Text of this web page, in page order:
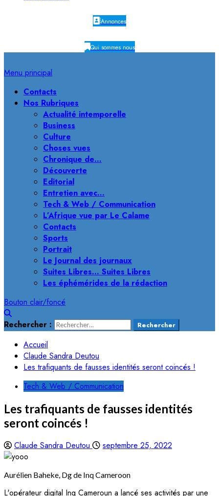
Annonces
Qui sommes nous
Menu principal
Contacts
Nos Rubriques
Actualité intemporelle
Business
Culture
Choses vues
Chronique de…
Découverte
Editorial
Entretien avec…
Tech & Web / Communication
L’Afrique vue par Le Calame
Contacts
Sports
Portrait
Le Journal des journaux
Suites Libres… Suites Libres
Les éphémérides de la rédaction
Bouton clair/foncé
Rechercher :
Accueil
Claude Sandra Deutou
Les trafiquants de fausses identités seront coincés !
Tech & Web / Communication
Les trafiquants de fausses identités
seront coincés !
Claude Sandra Deutou septembre 25, 2022
Aurélien Baheke, Dg de Inq Cameroon
L'opérateur digital Inq Cameroun a lancé ses activités par une